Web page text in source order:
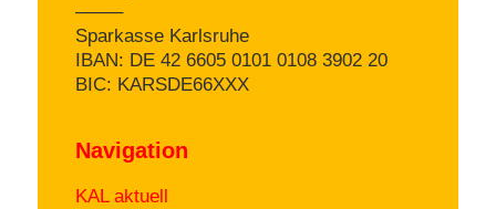
——–
Sparkasse Karlsruhe
IBAN: DE 42 6605 0101 0108 3902 20
BIC: KARSDE66XXX
Navigation
KAL aktuell